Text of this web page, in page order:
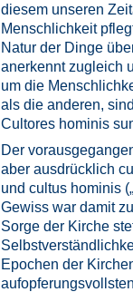
diesem unseren
Menschlichkeit
Natur der Dinge
anerkennt zugleich
um die
als die anderen,
Cultores hominis
Der
aber ausdrücklich
und cultus hominis
Gewiss war damit
Sorge der Kirche
Epochen der